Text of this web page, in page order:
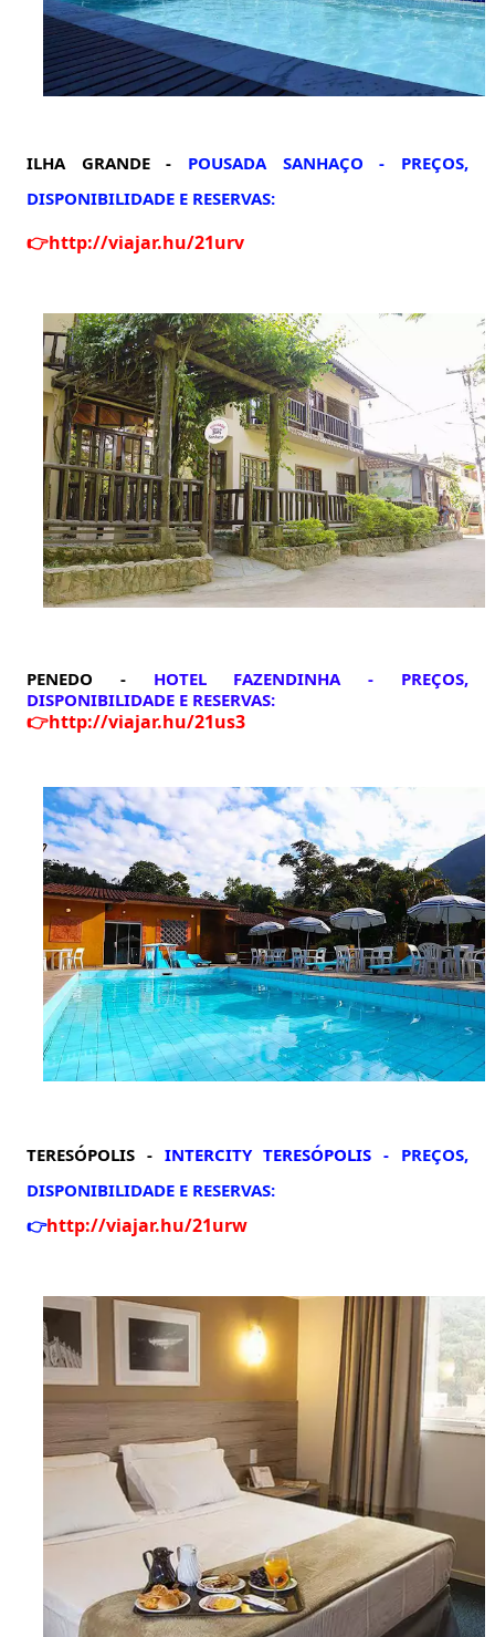
ILHA GRANDE - POUSADA SANHAÇO - PREÇOS,
DISPONIBILIDADE E RESERVAS:
👉http://viajar.hu/21urv
PENEDO - HOTEL FAZENDINHA - PREÇOS,
DISPONIBILIDADE E RESERVAS:
👉http://viajar.hu/21us3
TERESÓPOLIS - INTERCITY TERESÓPOLIS - PREÇOS,
DISPONIBILIDADE E RESERVAS:
👉http://viajar.hu/21urw